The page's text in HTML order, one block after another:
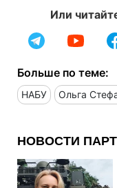
Или
Больше по теме:
НАБУ Ольга